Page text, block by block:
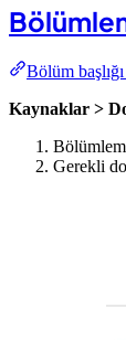
Bölüm
Kaynaklar >
Gerekli